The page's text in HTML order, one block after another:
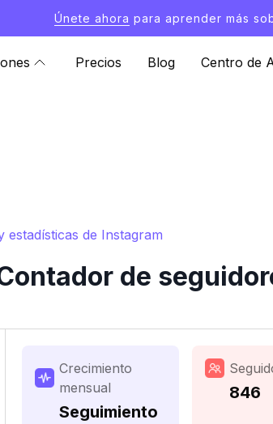
Únete ahora para aprender más
Precios Blog Centro de
estadísticas de Instagram
de
Crecimiento
mensual
Seguimiento
846